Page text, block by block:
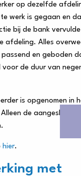
op dezelfde
werk is gegaan en
bij de bank
afdeling. Alles
passend en geboden
de duur van
is opgenomen in
de aangesloten
hier.
met